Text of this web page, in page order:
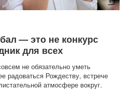
— это не конкурс
для всех
не обязательно уметь
радоваться Рождеству, встрече
атмосфере вокруг.